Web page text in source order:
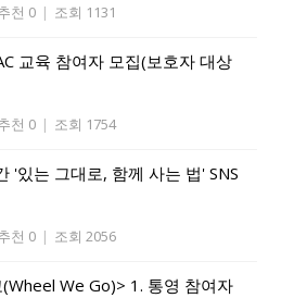
천 0 | 조회 1131
교육 참여자 모집(보호자 대상
천 0 | 조회 1754
'있는 그대로, 함께 사는 법' SNS
천 0 | 조회 2056
We Go)> 1. 통영 참여자